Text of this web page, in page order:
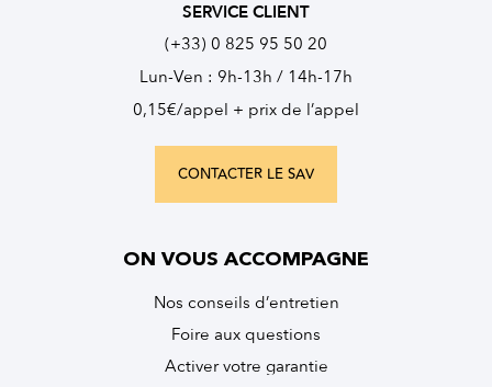
SERVICE CLIENT
(+33) 0 825 95 50 20
Lun-Ven : 9h-13h / 14h-17h
0,15€/appel + prix de l’appel
CONTACTER LE SAV
ON VOUS ACCOMPAGNE
Nos conseils d’entretien
Foire aux questions
Activer votre garantie